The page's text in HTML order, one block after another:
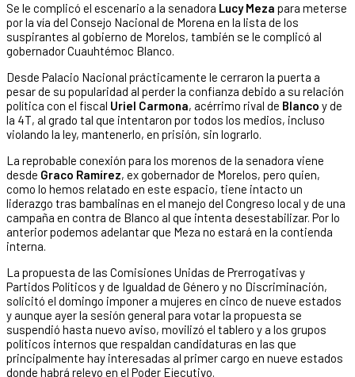
Se le complicó el escenario a la senadora Lucy Meza para meterse
por la vía del Consejo Nacional de Morena en la lista de los
suspirantes al gobierno de Morelos, también se le complicó al
gobernador Cuauhtémoc Blanco.
Desde Palacio Nacional prácticamente le cerraron la puerta a
pesar de su popularidad al perder la confianza debido a su relación
política con el fiscal Uriel Carmona, acérrimo rival de Blanco y de
la 4T, al grado tal que intentaron por todos los medios, incluso
violando la ley, mantenerlo, en prisión, sin lograrlo.
La reprobable conexión para los morenos de la senadora viene
desde Graco Ramírez, ex gobernador de Morelos, pero quien,
como lo hemos relatado en este espacio, tiene intacto un
liderazgo tras bambalinas en el manejo del Congreso local y de una
campaña en contra de Blanco al que intenta desestabilizar. Por lo
anterior podemos adelantar que Meza no estará en la contienda
interna.
La propuesta de las Comisiones Unidas de Prerrogativas y
Partidos Políticos y de Igualdad de Género y no Discriminación,
solicitó el domingo imponer a mujeres en cinco de nueve estados
y aunque ayer la sesión general para votar la propuesta se
suspendió hasta nuevo aviso, movilizó el tablero y a los grupos
políticos internos que respaldan candidaturas en las que
principalmente hay interesadas al primer cargo en nueve estados
donde habrá relevo en el Poder Ejecutivo.